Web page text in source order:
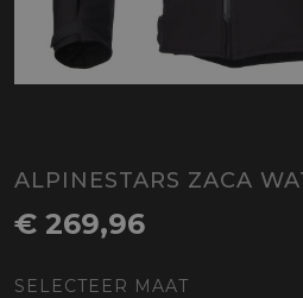
ALPINESTARS ZACA
€ 269,96
SELECTEER MAAT